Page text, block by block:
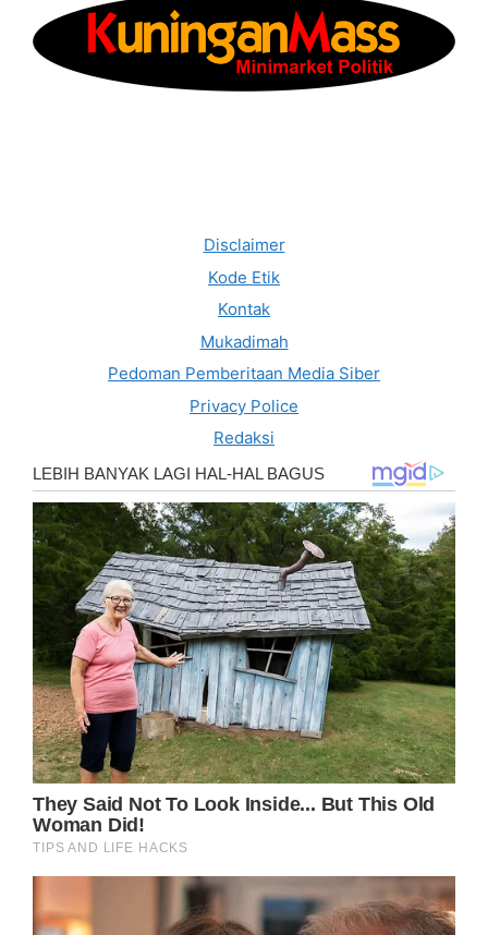
Disclaimer
Kode Etik
Kontak
Mukadimah
Pedoman Pemberitaan Media Siber
Privacy Police
Redaksi